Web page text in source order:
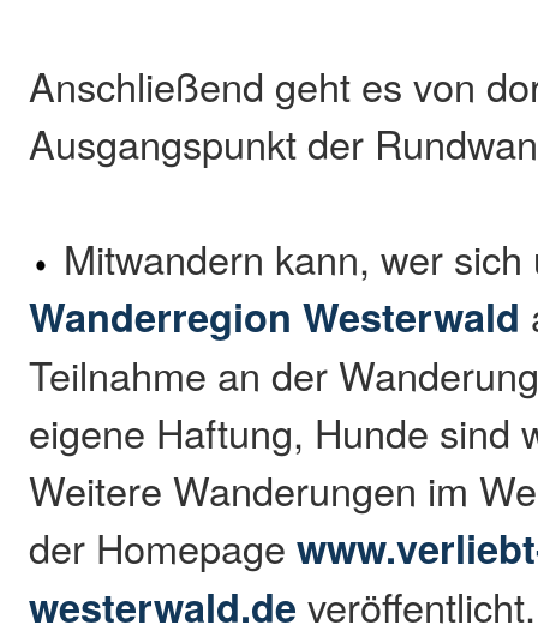
Anschließend geht es von
Ausgangspunkt der
Mitwandern kann, wer sich
Wanderregion Westerwald
Teilnahme an der
eigene Haftung, Hunde sind
Weitere Wanderungen im
der Homepage
westerwald.de veröffentlicht.